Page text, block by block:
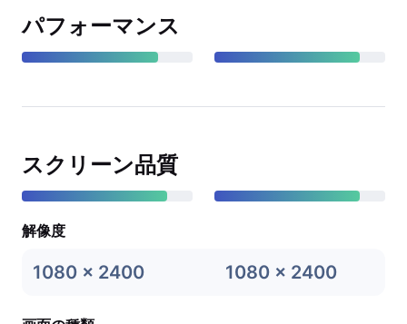
パフォーマンス
スクリーン品質
解像度
1080 x 2400 1080 x 2400